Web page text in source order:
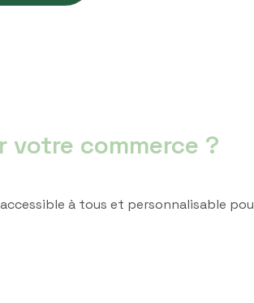
commerce ?
à tous et personnalisable